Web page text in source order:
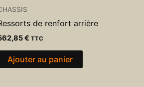
de renfort arrière
€ TTC
Ajouter au panier